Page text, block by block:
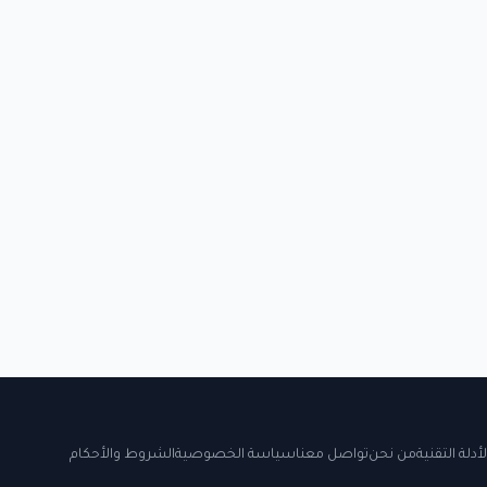
التقنيةمن نحنتواصل معناسياسة الخصوصيةالشروط والأحكام